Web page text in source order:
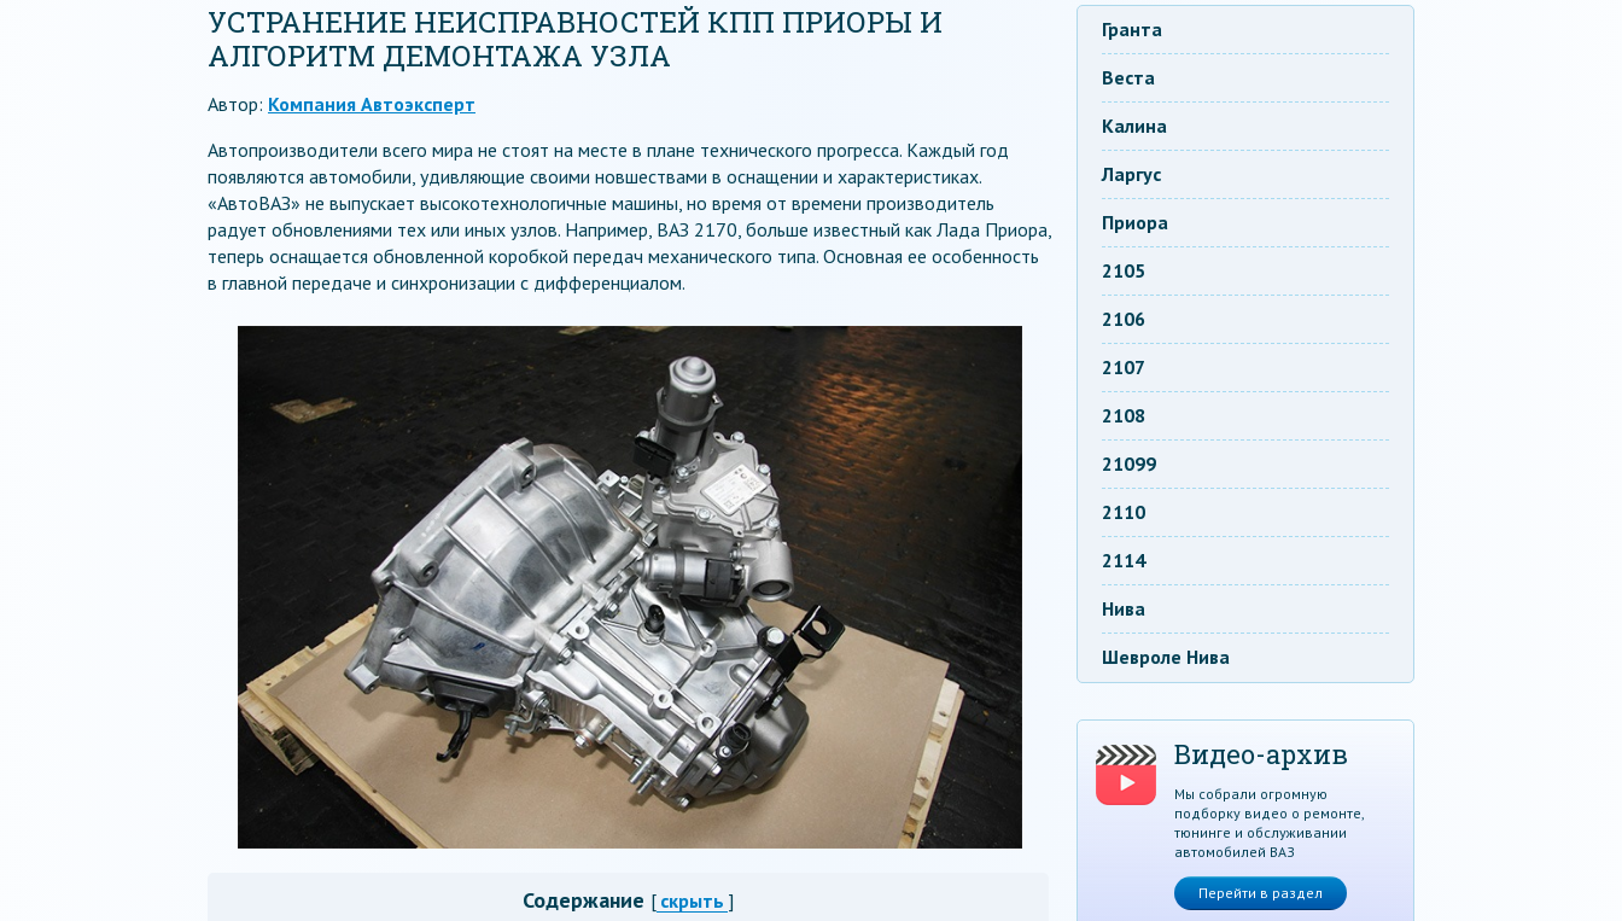
УСТРАНЕНИЕ НЕИСПРАВНОСТЕЙ КПП ПРИОРЫ И
АЛГОРИТМ ДЕМОНТАЖА УЗЛА
Автор: Компания Автоэксперт
Автопроизводители всего мира не стоят на месте в плане технического прогресса. Каждый год
появляются автомобили, удивляющие своими новшествами в оснащении и характеристиках.
«АвтоВАЗ» не выпускает высокотехнологичные машины, но время от времени производитель
радует обновлениями тех или иных узлов. Например, ВАЗ 2170, больше известный как Лада Приора,
теперь оснащается обновленной коробкой передач механического типа. Основная ее особенность
в главной передаче и синхронизации с дифференциалом.
Содержание [ скрыть ]
Гранта
Веста
Калина
Ларгус
Приора
2105
2106
2107
2108
21099
2110
2114
Нива
Шевроле Нива
Видео-архив
Мы собрали огромную
подборку видео о ремонте,
тюнинге и обслуживании
автомобилей ВАЗ
Перейти в раздел